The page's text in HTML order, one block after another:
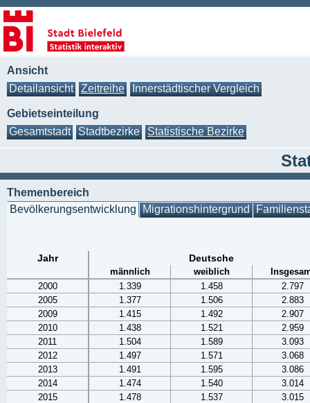
Ansicht
Detailansicht
Zeitreihe Innerstädtischer Vergleich
Gebietseinteilung
Gesamtstadt
Stadtbezirke Statistische Bezirke
Themenbereich
Bevölkerungsentwicklung Migrationshintergrund
Jahr Deutsche
männlich weiblich
2000
1.339 1.458
2.797
2005
1.377 1.506
2.883
2009
1.415 1.492
2.907
2010
1.438 1.521
2.959
2011
1.504 1.589
3.093
2012
1.497 1.571
3.068
2013
1.491 1.595
3.086
2014
1.474 1.540
3.014
2015
1.478 1.537
3.015